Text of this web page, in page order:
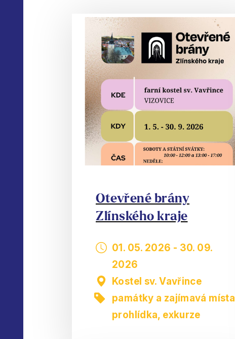
Otevřené brány
Zlínského kraje
01. 05. 2026 - 30. 09.
2026
Kostel sv. Vavřince
památky a zajímavá místa
prohlídka, exkurze